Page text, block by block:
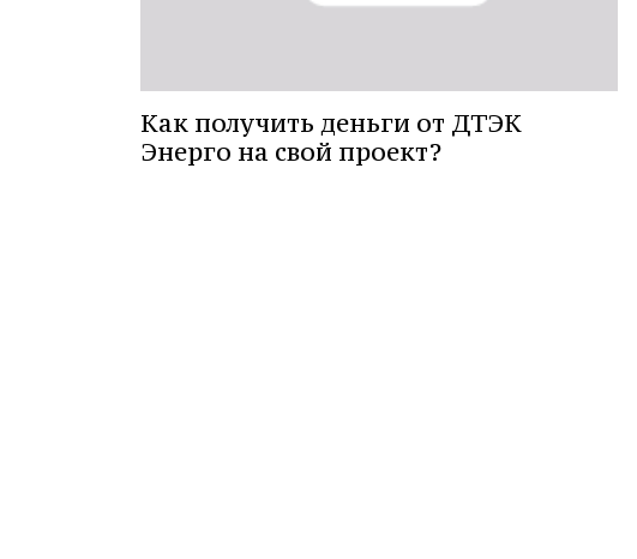
Как получить деньги от ДТЭК
Энерго на свой проект?